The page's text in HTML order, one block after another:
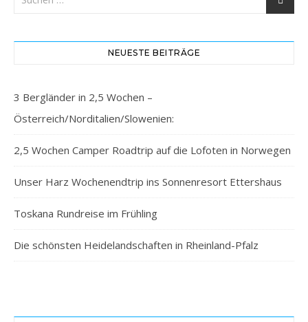
NEUESTE BEITRÄGE
3 Bergländer in 2,5 Wochen –
Österreich/Norditalien/Slowenien:
2,5 Wochen Camper Roadtrip auf die Lofoten in Norwegen
Unser Harz Wochenendtrip ins Sonnenresort Ettershaus
Toskana Rundreise im Frühling
Die schönsten Heidelandschaften in Rheinland-Pfalz